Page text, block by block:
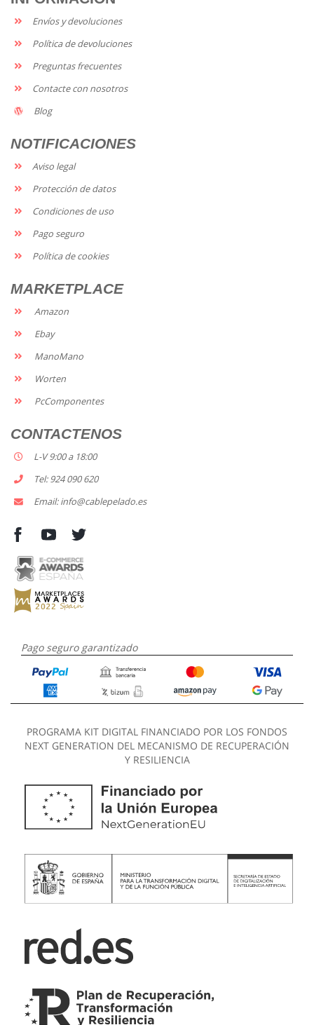
Envíos y devoluciones
Política de devoluciones
Preguntas frecuentes
Contacte con nosotros
Blog
NOTIFICACIONES
Aviso legal
Protección de datos
Condiciones de uso
Pago seguro
Política de cookies
MARKETPLACE
Amazon
Ebay
ManoMano
Worten
PcComponentes
CONTACTENOS
L-V 9:00 a 18:00
Tel: 924 090 620
Email: info@cablepelado.es
Pago seguro garantizado
PROGRAMA KIT DIGITAL FINANCIADO POR LOS FONDOS
NEXT GENERATION DEL MECANISMO DE RECUPERACIÓN
Y RESILIENCIA